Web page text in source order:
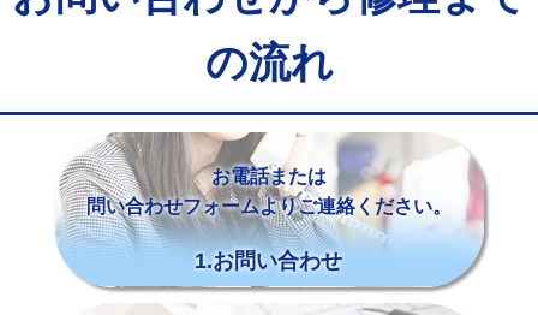
の流れ
お電話または
問い合わせフォームよりご連絡ください。
1.お問い合わせ